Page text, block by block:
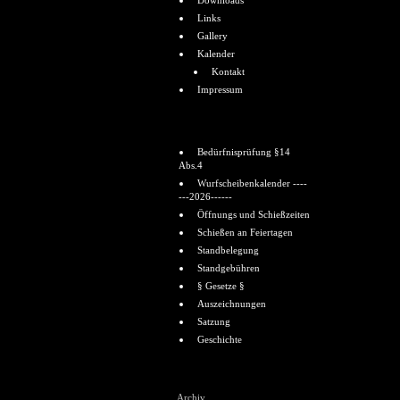
Links
Gallery
Kalender
Kontakt
Impressum
Bedürfnisprüfung §14
Abs.4
Wurfscheibenkalender ----
---2026------
Öffnungs und Schießzeiten
Schießen an Feiertagen
Standbelegung
Standgebühren
§ Gesetze §
Auszeichnungen
Satzung
Geschichte
Archiv